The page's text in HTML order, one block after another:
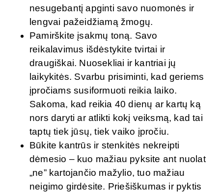
nesugebantį apginti savo nuomonės ir
lengvai pažeidžiamą žmogų.
Pamirškite įsakmų toną. Savo
reikalavimus išdėstykite tvirtai ir
draugiškai. Nuosekliai ir kantriai jų
laikykitės. Svarbu prisiminti, kad geriems
įpročiams susiformuoti reikia laiko.
Sakoma, kad reikia 40 dienų ar kartų ką
nors daryti ar atlikti kokį veiksmą, kad tai
taptų tiek jūsų, tiek vaiko įpročiu.
Būkite kantrūs ir stenkitės nekreipti
dėmesio – kuo mažiau pyksite ant nuolat
„ne” kartojančio mažylio, tuo mažiau
neigimo girdėsite. Priešiškumas ir pyktis